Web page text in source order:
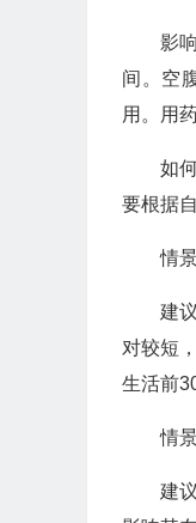
影
间。空
用。用
如
要根据
情
建
对较短
生活前
情
建